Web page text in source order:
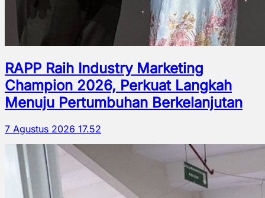
RAPP Raih Industry Marketing
Champion 2026, Perkuat Langkah
Menuju Pertumbuhan Berkelanjutan
7 Agustus 2026 17.52